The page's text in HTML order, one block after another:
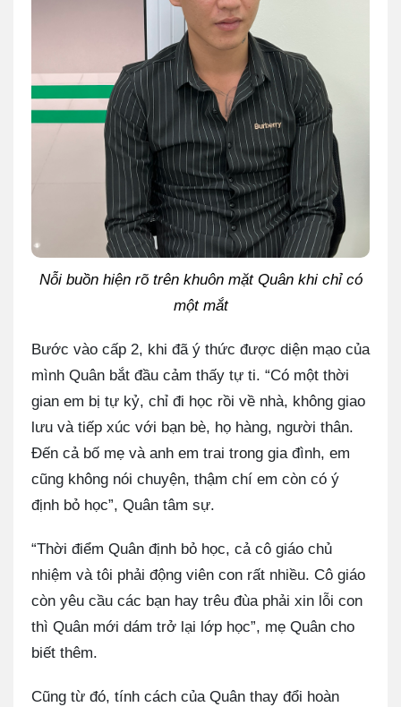
Nỗi buồn hiện rõ trên khuôn mặt Quân khi chỉ có
một mắt
Bước vào cấp 2, khi đã ý thức được diện mạo của
mình Quân bắt đầu cảm thấy tự ti. “Có một thời
gian em bị tự kỷ, chỉ đi học rồi về nhà, không giao
lưu và tiếp xúc với bạn bè, họ hàng, người thân.
Đến cả bố mẹ và anh em trai trong gia đình, em
cũng không nói chuyện, thậm chí em còn có ý
định bỏ học”, Quân tâm sự.
“Thời điểm Quân định bỏ học, cả cô giáo chủ
nhiệm và tôi phải động viên con rất nhiều. Cô giáo
còn yêu cầu các bạn hay trêu đùa phải xin lỗi con
thì Quân mới dám trở lại lớp học”, mẹ Quân cho
biết thêm.
Cũng từ đó, tính cách của Quân thay đổi hoàn